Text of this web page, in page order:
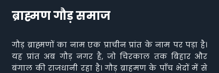
ब्राह्मण गौड़ समाज
गौड़ ब्राह्मणों का नाम एक प्राचीन प्रांत के नाम पर पड़ा है।
यह प्रांत अब गौड़ नगर है, जो चिरकाल तक बिहार और
बंगाल की राजधानी रहा है। गौड़ ब्राहमण के पाँच भेदों में से